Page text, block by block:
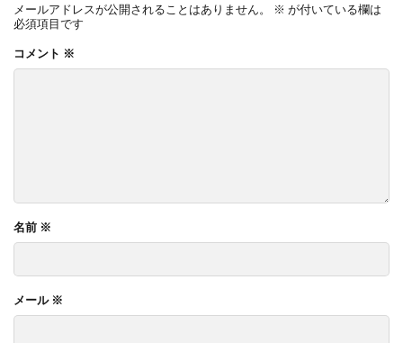
メールアドレスが公開されることはありません。 ※ が付いている欄は
必須項目です
コメント ※
名前 ※
メール ※